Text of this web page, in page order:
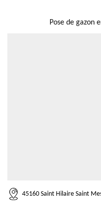
Pose de gazon
45160 Saint Hilaire Saint